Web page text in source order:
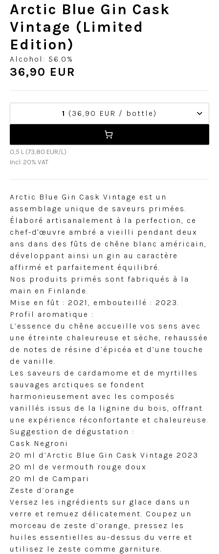
Arctic Blue Gin Cask
Vintage (Limited
Edition)
Alcohol: 56.0%
36,90 EUR
1 (36,90 EUR / bottle)
0,5 L (73,80 EUR/L)
Incl. 20% VAT
Arctic Blue Gin Cask Vintage est un
assemblage unique de saveurs primées.
Élaboré artisanalement à la perfection, ce
chef-d'œuvre ambré a vieilli pendant deux
ans dans des fûts de chêne blanc américain,
développant ainsi un gin au caractère
affirmé et parfaitement équilibré.
Nos produits primés sont fabriqués à la
main en Finlande.
Mise en fût : 2021, embouteillé : 2023.
Profil aromatique :
L’essence du chêne accueille vos sens avec
une étreinte chaleureuse et sèche, rehaussée
de notes de résine d’épicéa et d’une touche
de vanille.
Les saveurs de cardamome et de myrtilles
sauvages arctiques se fondent
harmonieusement avec les composés
vanillés issus de la lignine du bois, offrant
une expérience réconfortante et chaleureuse.
Suggestion de dégustation :
Cask Negroni
20 ml d’Arctic Blue Gin Cask Vintage 2023
20 ml de vermouth rouge doux
20 ml de Campari
Zeste d’orange
Versez les ingrédients sur glace dans un
verre et remuez délicatement. Coupez un
morceau de zeste d’orange, pressez les
huiles essentielles au-dessus du verre et
utilisez le zeste comme garniture.